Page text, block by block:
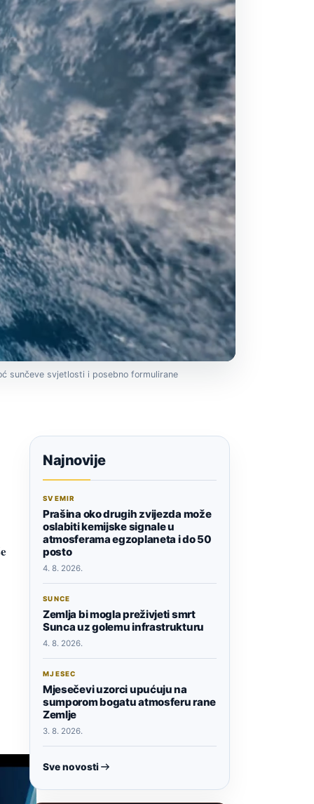
sunčeve svjetlosti i posebno formulirane
Najnovije
SVEMIR
Prašina oko drugih zvijezda može
oslabiti kemijske signale u
atmosferama egzoplaneta i do 50
posto
4. 8. 2026.
SUNCE
Zemlja bi mogla preživjeti smrt
Sunca uz golemu infrastrukturu
4. 8. 2026.
MJESEC
Mjesečevi uzorci upućuju na
sumporom bogatu atmosferu rane
Zemlje
3. 8. 2026.
Sve novosti